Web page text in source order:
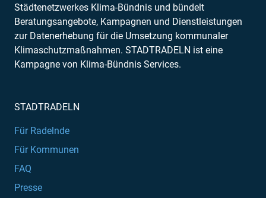
Städtenetzwerkes Klima-Bündnis und bündelt
Beratungsangebote, Kampagnen und Dienstleistungen
zur Datenerhebung für die Umsetzung kommunaler
Klimaschutzmaßnahmen. STADTRADELN ist eine
Kampagne von Klima-Bündnis Services.
STADTRADELN
Für Radelnde
Für Kommunen
FAQ
Presse